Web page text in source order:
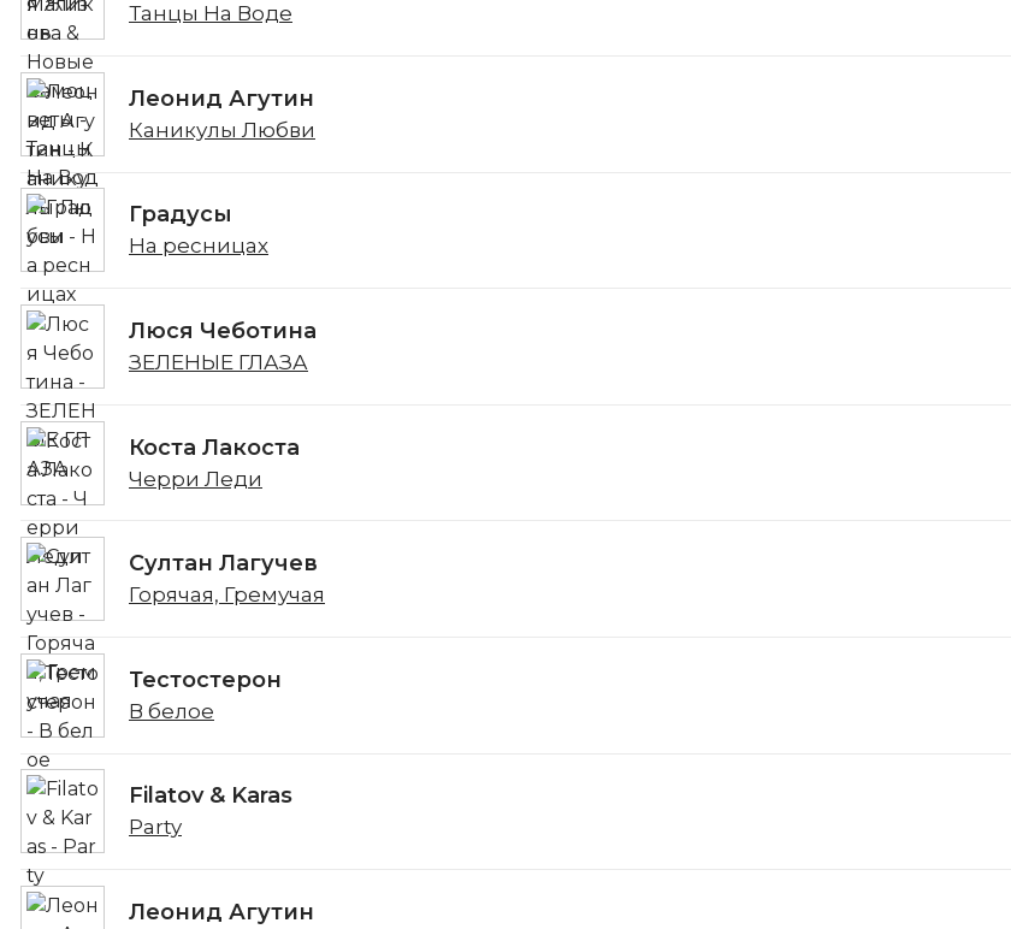
Танцы На Воде
Леонид Агутин
Каникулы Любви
Градусы
На ресницах
Люся Чеботина
ЗЕЛЕНЫЕ ГЛАЗА
Коста Лакоста
Черри Леди
Султан Лагучев
Горячая, Гремучая
Тестостерон
В белое
Filatov & Karas
Party
Леонид Агутин